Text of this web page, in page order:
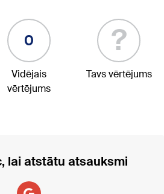
0
Vidējais
vērtējums
?
Tavs vērtējums
lai atstātu atsauksmi